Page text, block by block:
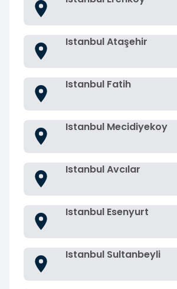
Istanbul Ataşehir
Istanbul Fatih
Istanbul Mecidiyekoy
Istanbul Avcılar
Istanbul Esenyurt
Istanbul Sultanbeyli